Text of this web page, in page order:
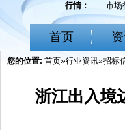
行情： 市场
首页
您的位置: 首页»行业资讯»招标
浙江出入境